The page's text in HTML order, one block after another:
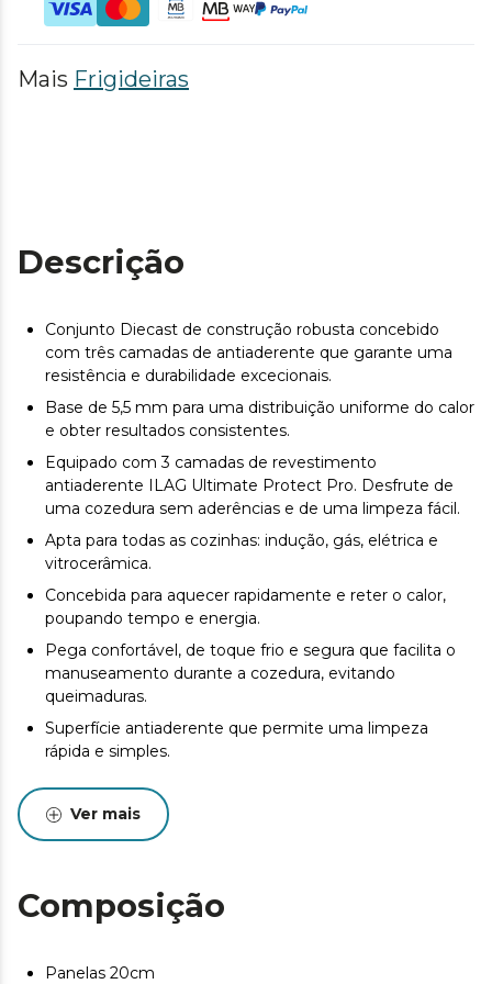
Mais Frigideiras
Descrição
Conjunto Diecast de construção robusta concebido
com três camadas de antiaderente que garante uma
resistência e durabilidade excecionais.
Base de 5,5 mm para uma distribuição uniforme do calor
e obter resultados consistentes.
Equipado com 3 camadas de revestimento
antiaderente ILAG Ultimate Protect Pro. Desfrute de
uma cozedura sem aderências e de uma limpeza fácil.
Apta para todas as cozinhas: indução, gás, elétrica e
vitrocerâmica.
Concebida para aquecer rapidamente e reter o calor,
poupando tempo e energia.
Pega confortável, de toque frio e segura que facilita o
manuseamento durante a cozedura, evitando
queimaduras.
Superfície antiaderente que permite uma limpeza
rápida e simples.
Ideal para cozinhar guisados, sopas e muito mais com
resultados de qualidade profissional.
Ver mais
Composição
Panelas 20cm